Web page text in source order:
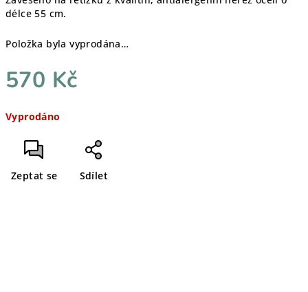
délce 55 cm.
Položka byla vyprodána…
570 Kč
cena:
Vyprodáno
Zeptat se Sdílet